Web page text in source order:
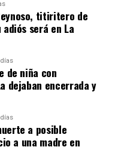
del inquilino, el
desalojo que se
a recibir las llaves ni
aunque puede dejar
pendientes por
o adultos en
titiritero de
será en La
de niña con
dejaban encerrada y
a posible
a una madre en